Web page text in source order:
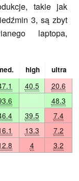
takie jak
3, są zbyt
laptopa,
high
ultra
40.5 20.6
48.3
39.5 7.4
13.3 7.2
4 3.2